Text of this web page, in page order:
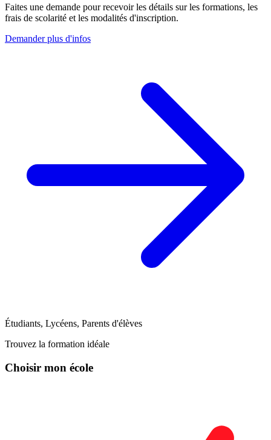
Faites une demande pour recevoir les détails sur les formations, les
frais de scolarité et les modalités d'inscription.
Demander plus d'infos
Étudiants, Lycéens, Parents d'élèves
Trouvez la formation idéale
Choisir mon école